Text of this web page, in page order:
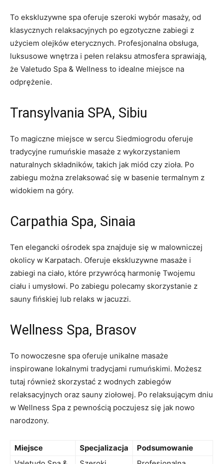
To ekskluzywne spa oferuje szeroki ‍wybór ‍masaży, od
klasycznych relaksacyjnych po⁢ egzotyczne zabiegi ⁢z
użyciem‌ olejków eterycznych. Profesjonalna obsługa,
⁢luksusowe⁢ wnętrza ​i pełen relaksu atmosfera sprawiają,
że Valetudo⁤ Spa & ⁤Wellness to ‍idealne miejsce na
odprężenie.
Transylvania SPA, Sibiu
To magiczne miejsce w‌ sercu Siedmiogrodu oferuje
tradycyjne rumuńskie masaże z wykorzystaniem
naturalnych składników, ⁤takich⁢ jak miód‍ czy zioła. Po
zabiegu można zrelaksować się w‌ basenie termalnym ​z⁣
widokiem na góry.
Carpathia‍ Spa, Sinaia
Ten ⁤elegancki ‍ośrodek spa ⁢znajduje się w​ malowniczej⁣
okolicy w Karpatach. Oferuje ekskluzywne‍ masaże i
zabiegi na ciało, ⁢które‍ przywrócą harmonię Twojemu
ciału i⁤ umysłowi. Po zabiegu polecamy skorzystanie ⁤z
sauny fińskiej⁢ lub relaks w jacuzzi.
Wellness​ Spa, Brasov
To nowoczesne spa‍ oferuje unikalne masaże
inspirowane lokalnymi tradycjami rumuńskimi.​ Możesz
tutaj również skorzystać⁢ z​ wodnych zabiegów
relaksacyjnych oraz ‌sauny ziołowej. Po relaksującym dniu
w​ Wellness ‍Spa z‍ pewnością⁤ poczujesz się jak‍ nowo
‌narodzony.
Miejsce Specjalizacja
Podsumowanie